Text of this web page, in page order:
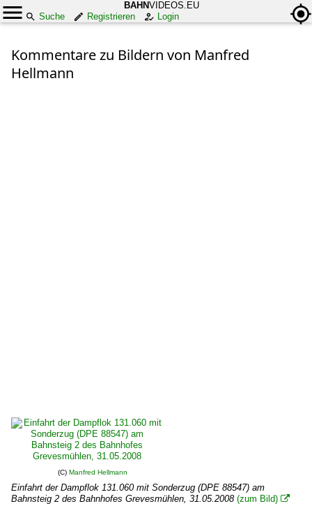
BAHNVIDEOS.EU
Suche
Registrieren Login
Kommentare zu Bildern von Manfred
Hellmann
(C) Manfred Hellmann
Einfahrt der Dampflok 131.060 mit Sonderzug (DPE 88547) am
Bahnsteig 2 des Bahnhofes Grevesmühlen, 31.05.2008 (zum Bild) 